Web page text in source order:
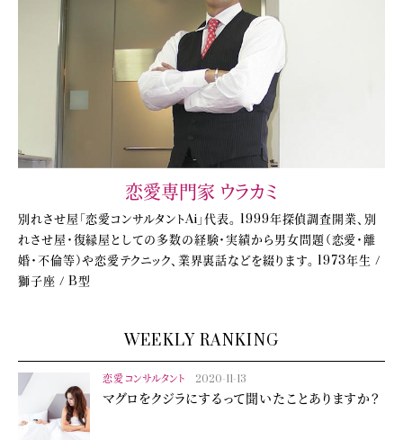
恋愛専門家 ウラカミ
別れさせ屋「恋愛コンサルタントAi」代表。 1999年探偵調査開業、別
れさせ屋・復縁屋としての多数の経験・実績から男女問題（恋愛・離
婚・不倫等）や恋愛テクニック、業界裏話などを綴ります。 1973年生 /
獅子座 / B型
WEEKLY RANKING
恋愛コンサルタント 2020-11-13
マグロをクジラにするって聞いたことありますか？